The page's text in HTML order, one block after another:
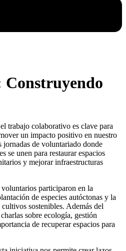
trabajo colaborativo es clave para
un impacto positivo en nuestro
jornadas de voluntariado donde
se unen para restaurar espacios
y mejorar infraestructuras
participaron en la
de especies autóctonas y la
sostenibles. Además del
sobre ecología, gestión
de recuperar espacios para